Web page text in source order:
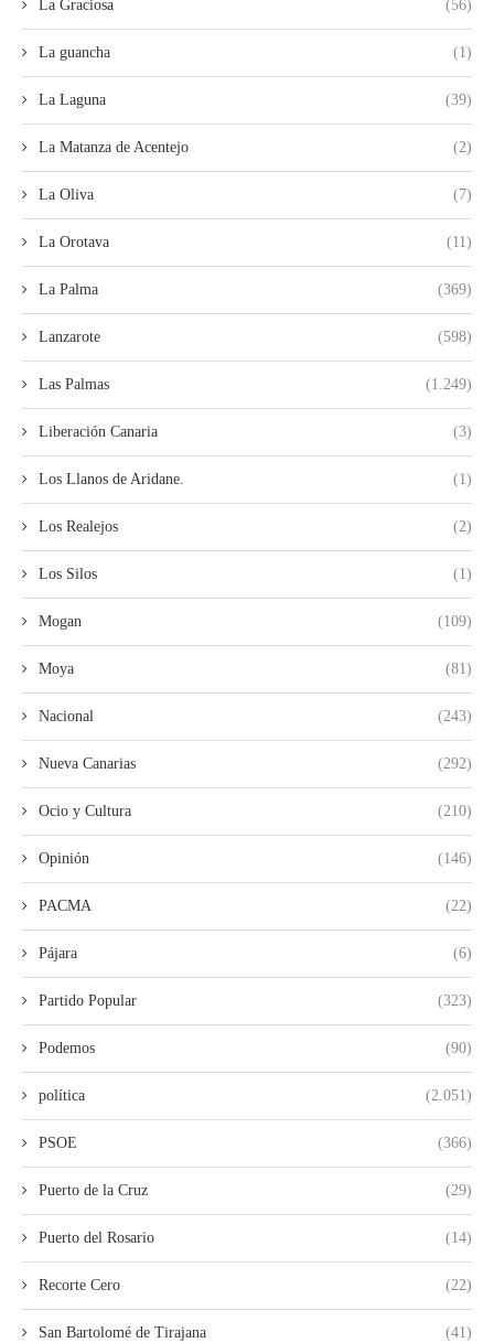
La Graciosa (56)
La guancha (1)
La Laguna (39)
La Matanza de Acentejo (2)
La Oliva (7)
La Orotava (11)
La Palma (369)
Lanzarote (598)
Las Palmas (1.249)
Liberación Canaria (3)
Los Llanos de Aridane. (1)
Los Realejos (2)
Los Silos (1)
Mogan (109)
Moya (81)
Nacional (243)
Nueva Canarias (292)
Ocio y Cultura (210)
Opinión (146)
PACMA (22)
Pájara (6)
Partido Popular (323)
Podemos (90)
política (2.051)
PSOE (366)
Puerto de la Cruz (29)
Puerto del Rosario (14)
Recorte Cero (22)
San Bartolomé de Tirajana (41)